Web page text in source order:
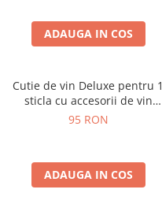
ADAUGA IN COS
Cutie de vin Deluxe pentru 1
sticla cu accesorii de vin
incluse interior oranj
95 RON
ADAUGA IN COS